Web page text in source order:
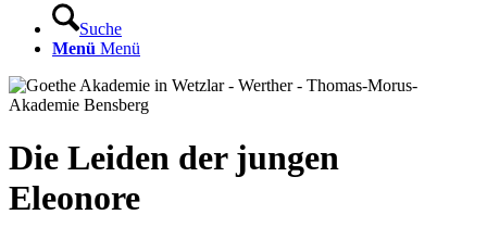
Suche
Menü Menü
Die Leiden der jungen
Eleonore